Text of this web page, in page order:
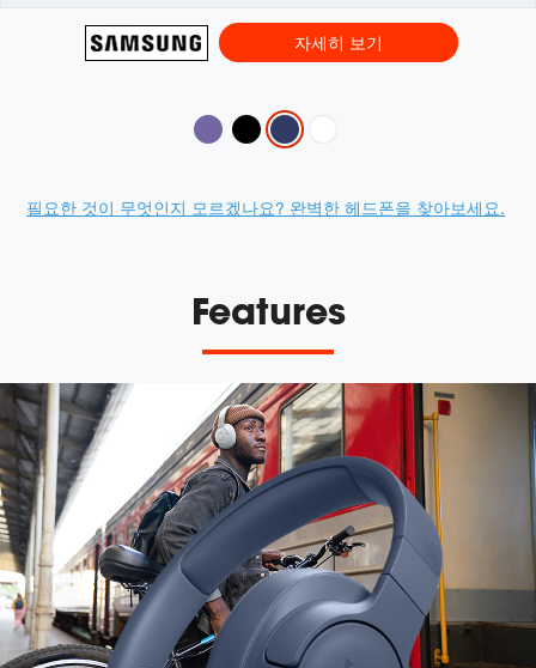
자세히 보기
Promotions
필요한 것이 무엇인지 모르겠나요? 완벽한 헤드폰을 찾아보세요.
Features